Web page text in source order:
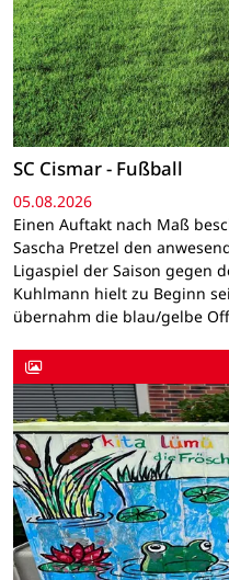
SC Cismar - Fußball
05.08.2026
Einen Auftakt nach Maß
Sascha Pretzel den
Ligaspiel der Saison gegen
Kuhlmann hielt zu Beginn
übernahm die blau/gelbe